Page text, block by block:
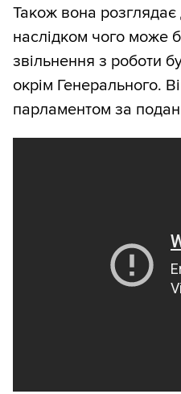
Також вона розглядає
наслідком чого може
звільнення з роботи
окрім Генерального.
парламентом за